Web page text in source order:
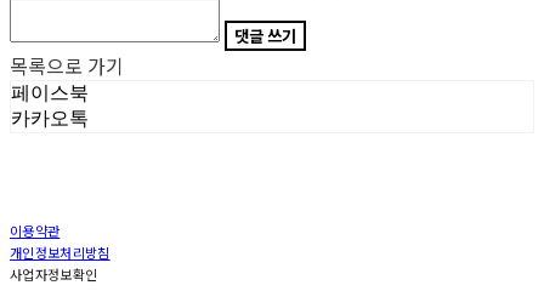
댓글 쓰기
목록으로 가기
페이스북
카카오톡
이용약관
개인정보처리방침
사업자정보확인